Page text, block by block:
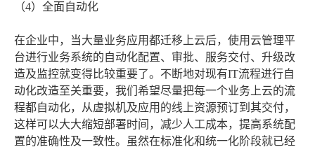
（4）全面自动化
在企业中，当大量业务应用都迁移上云后，使用云管理平
台进行业务系统的自动化配置、审批、服务交付、升级改
造及监控就变得比较重要了。不断地对现有IT流程进行自
动化改造至关重要，我们希望尽量把每一个业务上云的流
程都自动化，从虚拟机及应用的线上资源预订到其交付，
这样可以大大缩短部署时间，减少人工成本，提高系统配
置的准确性及一致性。虽然在标准化和统一化阶段就已经